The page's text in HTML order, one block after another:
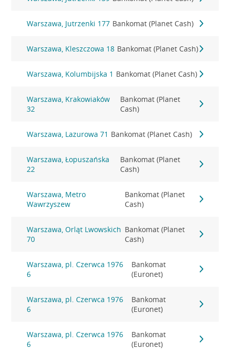
Warszawa, Jutrzenki 177 Bankomat (Planet Cash)
Warszawa, Kleszczowa 18 Bankomat (Planet Cash)
Warszawa, Kolumbijska 1 Bankomat (Planet Cash)
Warszawa, Krakowiaków
32
Bankomat (Planet
Cash)
Warszawa, Lazurowa 71 Bankomat (Planet Cash)
Warszawa, Łopuszańska
22
Bankomat (Planet
Cash)
Warszawa, Metro
Wawrzyszew
Bankomat (Planet
Cash)
Warszawa, Orląt Lwowskich
70
Bankomat (Planet
Cash)
Warszawa, pl. Czerwca 1976
6
Bankomat
(Euronet)
Warszawa, pl. Czerwca 1976
6
Bankomat
(Euronet)
Warszawa, pl. Czerwca 1976
6
Bankomat
(Euronet)